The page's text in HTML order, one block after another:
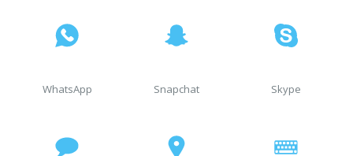
WhatsApp Snapchat Skype